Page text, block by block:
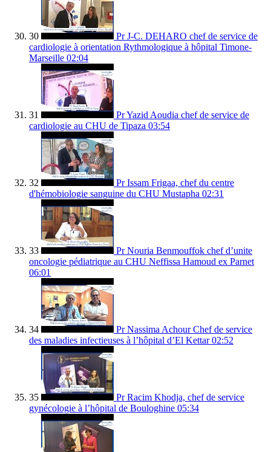
30
Pr J-C. DEHARO chef de service de
cardiologie à orientation Rythmologique à hôpital Timone-
Marseille 02:04
31
Pr Yazid Aoudia chef de service de
cardiologie au CHU de Tipaza 03:54
32
Pr Issam Frigaa, chef du centre
d'hémobiologie sanguine du CHU Mustapha 02:31
33
Pr Nouria Benmouffok chef d’unite
oncologie pédiatrique au CHU Neffissa Hamoud ex Parnet
06:01
34
Pr Nassima Achour Chef de service
des maladies infectieuses à l’hôpital d’El Kettar 02:52
35
Pr Racim Khodja, chef de service
gynécologie à l’hôpital de Bouloghine 05:34